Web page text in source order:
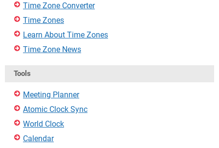
Time Zone Converter
Time Zones
Learn About Time Zones
Time Zone News
Tools
Meeting Planner
Atomic Clock Sync
World Clock
Calendar